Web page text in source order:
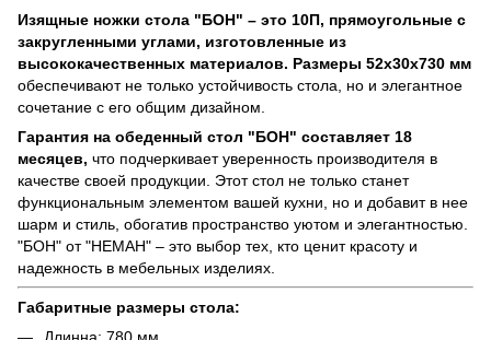
Изящные ножки стола "БОН" – это 10П, прямоугольные с
закругленными углами, изготовленные из
высококачественных материалов. Размеры 52х30х730 мм
обеспечивают не только устойчивость стола, но и элегантное
сочетание с его общим дизайном.
Гарантия на обеденный стол "БОН" составляет 18
месяцев, что подчеркивает уверенность производителя в
качестве своей продукции. Этот стол не только станет
функциональным элементом вашей кухни, но и добавит в нее
шарм и стиль, обогатив пространство уютом и элегантностью.
"БОН" от "НЕМАН" – это выбор тех, кто ценит красоту и
надежность в мебельных изделиях.
Габаритные размеры стола: